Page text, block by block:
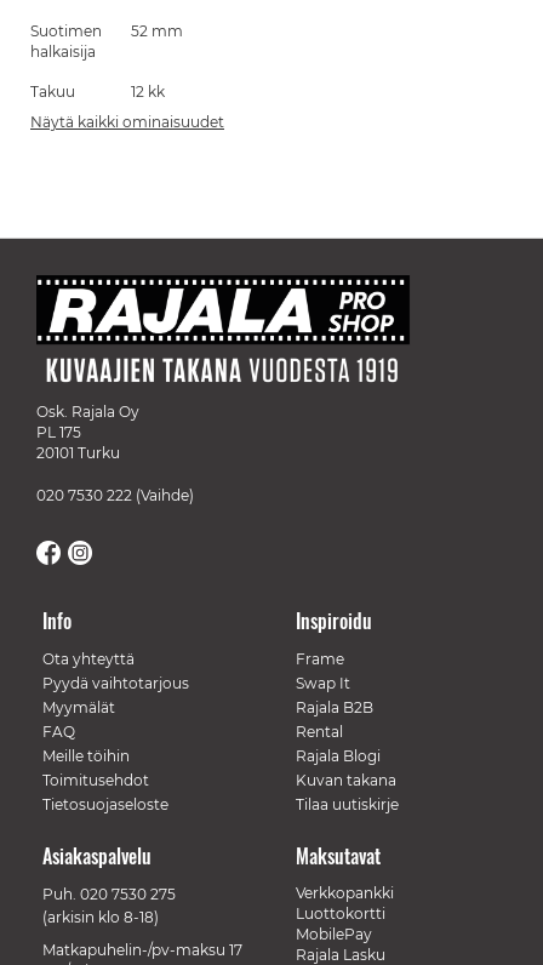
Suotimen
halkaisija
52 mm
Takuu
12 kk
Näytä kaikki ominaisuudet
Osk. Rajala Oy
PL 175
20101 Turku
020 7530 222 (Vaihde)
Info
Ota yhteyttä
Pyydä vaihtotarjous
Myymälät
FAQ
Meille töihin
Toimitusehdot
Tietosuojaseloste
Inspiroidu
Frame
Swap It
Rajala B2B
Rental
Rajala Blogi
Kuvan takana
Tilaa uutiskirje
Maksutavat
Verkkopankki
Luottokortti
MobilePay
Rajala Lasku
Asiakaspalvelu
Puh. 020 7530 275
(arkisin klo 8-18)
Matkapuhelin-/pv-maksu 17